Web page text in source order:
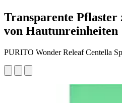
Transparente Pflaster
von Hautunreinheiten
PURITO Wonder Releaf Centella